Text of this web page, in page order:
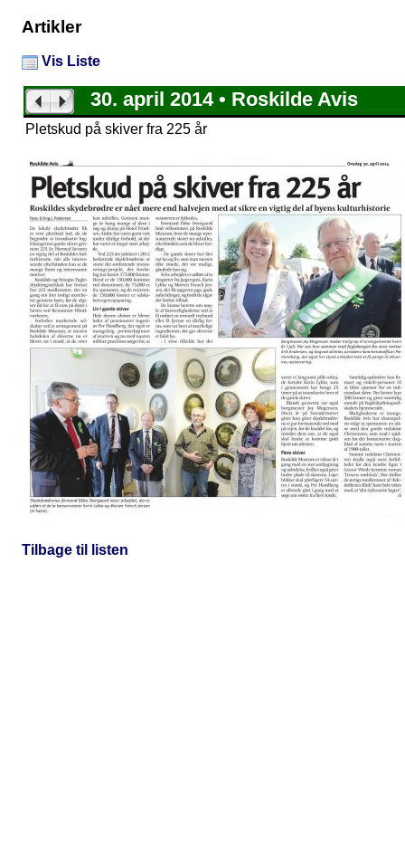
Artikler
Vis Liste
30. april 2014 • Roskilde Avis
Pletskud på skiver fra 225 år
Tilbage til listen